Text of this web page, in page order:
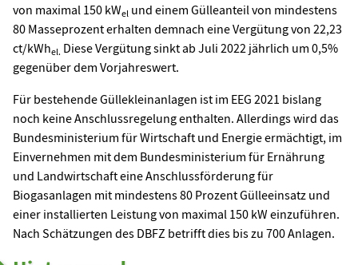
von maximal 150 kWel und einem Gülleanteil von mindestens
80 Masseprozent erhalten demnach eine Vergütung von 22,23
ct/kWhel. Diese Vergütung sinkt ab Juli 2022 jährlich um 0,5%
gegenüber dem Vorjahreswert.
Für bestehende Güllekleinanlagen ist im EEG 2021 bislang
noch keine Anschlussregelung enthalten. Allerdings wird das
Bundesministerium für Wirtschaft und Energie ermächtigt, im
Einvernehmen mit dem Bundesministerium für Ernährung
und Landwirtschaft eine Anschlussförderung für
Biogasanlagen mit mindestens 80 Prozent Gülleeinsatz und
einer installierten Leistung von maximal 150 kW einzuführen.
Nach Schätzungen des DBFZ betrifft dies bis zu 700 Anlagen.